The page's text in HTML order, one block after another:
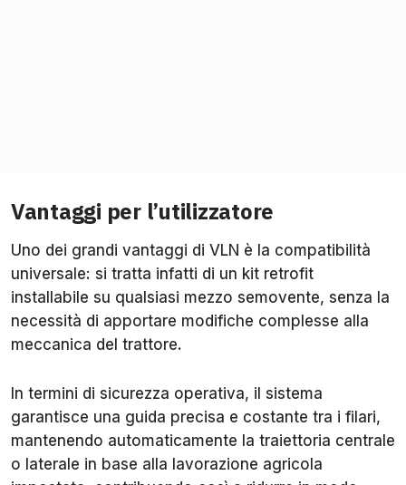
Vantaggi per l’utilizzatore
Uno dei grandi vantaggi di VLN è la compatibilità
universale: si tratta infatti di un kit retrofit
installabile su qualsiasi mezzo semovente, senza la
necessità di apportare modifiche complesse alla
meccanica del trattore.
In termini di sicurezza operativa, il sistema
garantisce una guida precisa e costante tra i filari,
mantenendo automaticamente la traiettoria centrale
o laterale in base alla lavorazione agricola